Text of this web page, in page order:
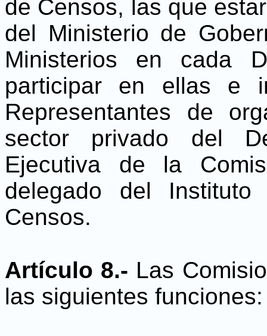
de Censos, las que
del Ministerio de
Ministerios en cada
participar en ellas e
Representantes de
sector privado del
Ejecutiva de la
delegado del
Censos.
Artículo 8.- Las
las siguientes funciones: